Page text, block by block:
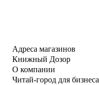
Адреса магазинов
Книжный Дозор
О компании
Читай-город для бизнеса